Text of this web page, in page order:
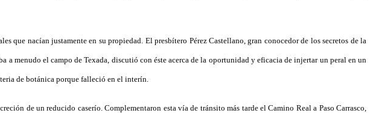
que nacían justamente en su propiedad. El presbítero Pérez Castellano, gran conocedor de los secretos de la
a menudo el campo de Texada, discutió con éste acerca de la oportunidad y eficacia de injertar un peral en un
de botánica porque falleció en el interín.
de un reducido caserío. Complementaron esta vía de tránsito más tarde el Camino Real a Paso Carrasco,